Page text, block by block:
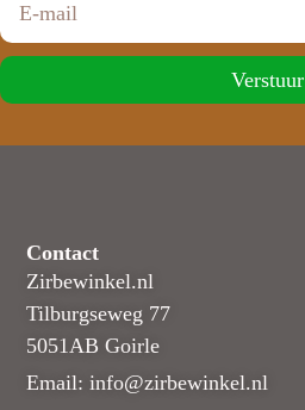
Verstuur
Contact
Zirbewinkel.nl
Tilburgseweg 77
5051AB Goirle
Email: info@zirbewinkel.nl